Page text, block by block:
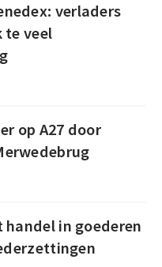
verladers
te veel
op A27 door
in goederen